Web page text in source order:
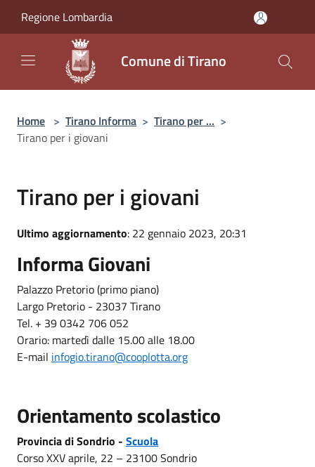
Regione Lombardia
Comune di Tirano
Home > Tirano Informa > Tirano per ... >
Tirano per i giovani
Tirano per i giovani
Ultimo aggiornamento: 22 gennaio 2023, 20:31
Informa Giovani
Palazzo Pretorio (primo piano)
Largo Pretorio - 23037 Tirano
Tel. + 39 0342 706 052
Orario: martedì dalle 15.00 alle 18.00
E-mail infogio.tirano@cooplotta.org
Orientamento scolastico
Provincia di Sondrio - Scuola
Corso XXV aprile, 22 – 23100 Sondrio